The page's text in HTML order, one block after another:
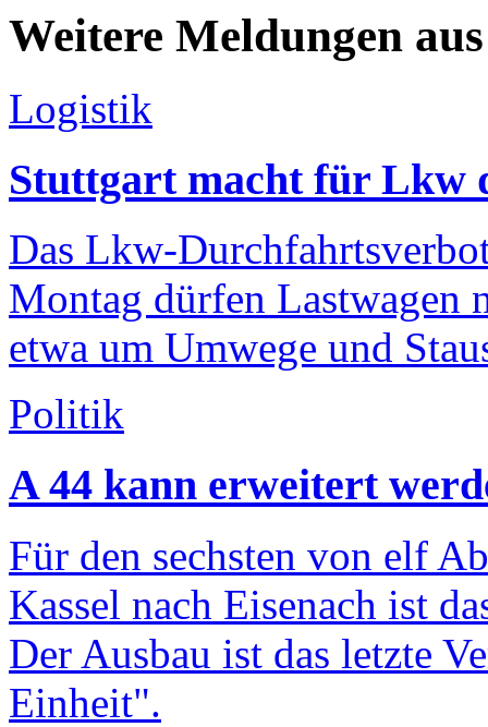
Weitere Meldungen
Logistik
Stuttgart macht für Lkw
Das Lkw-
Montag dürfen Lastwagen
etwa um Umwege und
Politik
A 44 kann erweitert
Für den sechsten von elf
Kassel nach Eisenach ist
Der Ausbau ist das letzte
Einheit".